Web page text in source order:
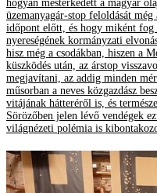
hogyan mesterkedett a magyar
üzemanyagár-stop feloldását
időpont előtt, és hogy miként fog
nyereségének kormányzati
hisz még a csodákban, hiszen a
küszködés után, az árstop
megjavítani, az addig minden
műsorban a neves közgazdász
vitájának hátteréről is, és
Sörözőben jelen lévő vendégek
világnézeti polémia is